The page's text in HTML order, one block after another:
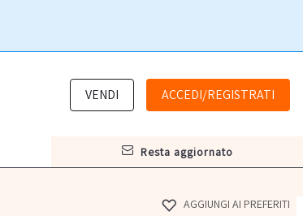
VENDI ACCEDI/REGISTRATI
resta aggiornato
AGGIUNGI AI PREFERITI